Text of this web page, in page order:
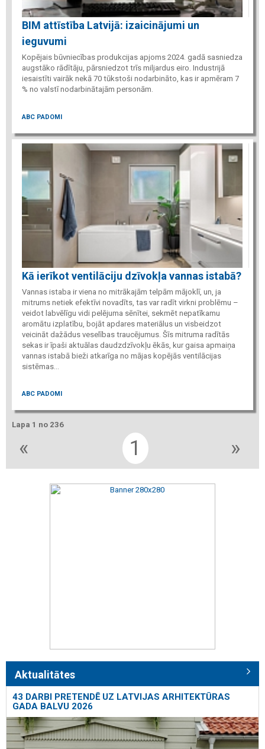
BIM attīstība Latvijā: izaicinājumi un
ieguvumi
Kopējais būvniecības produkcijas apjoms 2024. gadā sasniedza
augstāko rādītāju, pārsniedzot trīs miljardus eiro. Industrijā
iesaistīti vairāk nekā 70 tūkstoši nodarbināto, kas ir apmēram 7
% no valstī nodarbinātajām personām.
ABC PADOMI
Kā ierīkot ventilāciju dzīvokļa vannas istabā?
Vannas istaba ir viena no mitrākajām telpām mājoklī, un, ja
mitrums netiek efektīvi novadīts, tas var radīt virkni problēmu –
veidot labvēlīgu vidi pelējuma sēnītei, sekmēt nepatīkamu
aromātu izplatību, bojāt apdares materiālus un visbeidzot
veicināt dažādus veselības traucējumus. Šīs mitruma radītās
sekas ir īpaši aktuālas daudzdzīvokļu ēkās, kur gaisa apmaiņa
vannas istabā bieži atkarīga no mājas kopējās ventilācijas
sistēmas...
ABC PADOMI
Lapa 1 no 236
« 1 »
Aktualitātes
43 DARBI PRETENDĒ UZ LATVIJAS ARHITEKTŪRAS
GADA BALVU 2026